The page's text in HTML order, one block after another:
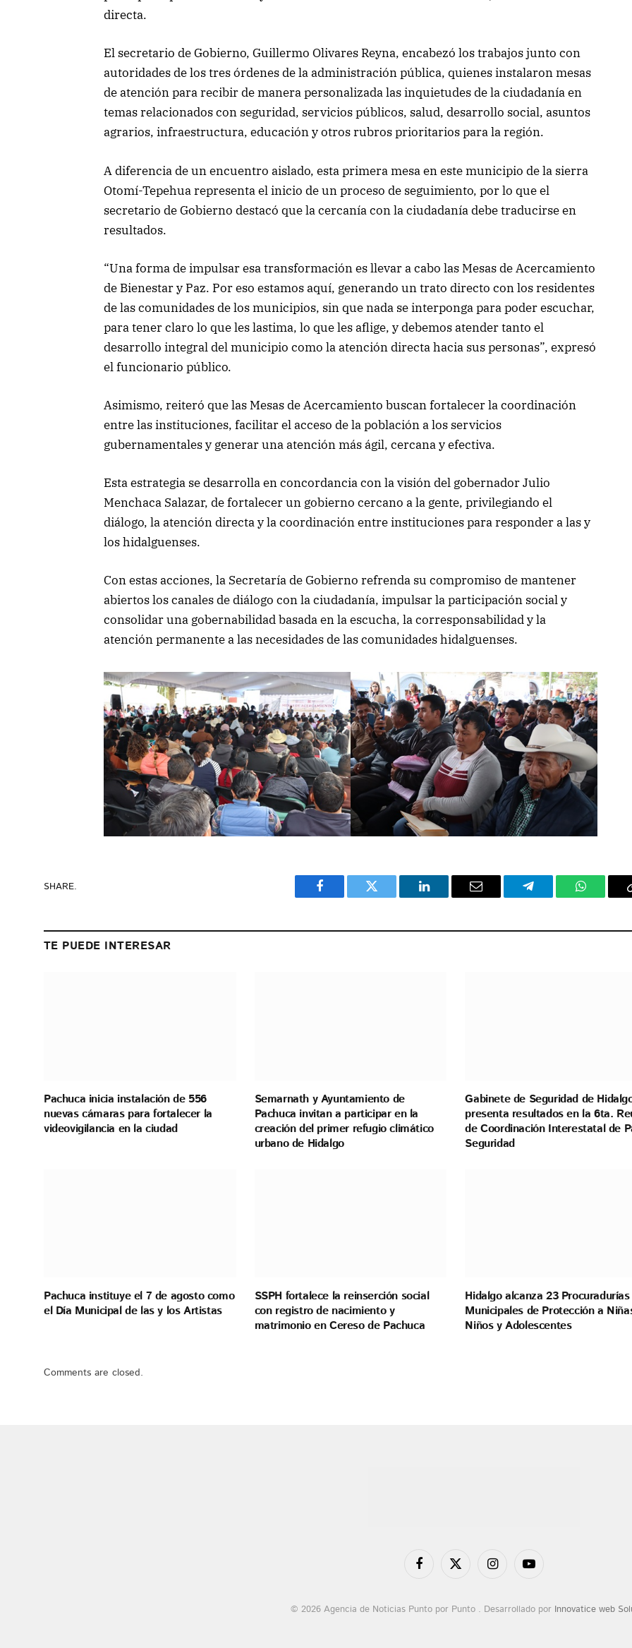
directa.
El secretario de Gobierno, Guillermo Olivares Reyna, encabezó los trabajos junto con
autoridades de los tres órdenes de la administración pública, quienes instalaron mesas
de atención para recibir de manera personalizada las inquietudes de la ciudadanía en
temas relacionados con seguridad, servicios públicos, salud, desarrollo social, asuntos
agrarios, infraestructura, educación y otros rubros prioritarios para la región.
A diferencia de un encuentro aislado, esta primera mesa en este municipio de la sierra
Otomí-Tepehua representa el inicio de un proceso de seguimiento, por lo que el
secretario de Gobierno destacó que la cercanía con la ciudadanía debe traducirse en
resultados.
“Una forma de impulsar esa transformación es llevar a cabo las Mesas de Acercamiento
de Bienestar y Paz. Por eso estamos aquí, generando un trato directo con los residentes
de las comunidades de los municipios, sin que nada se interponga para poder escuchar,
para tener claro lo que les lastima, lo que les aflige, y debemos atender tanto el
desarrollo integral del municipio como la atención directa hacia sus personas”, expresó
el funcionario público.
Asimismo, reiteró que las Mesas de Acercamiento buscan fortalecer la coordinación
entre las instituciones, facilitar el acceso de la población a los servicios
gubernamentales y generar una atención más ágil, cercana y efectiva.
Esta estrategia se desarrolla en concordancia con la visión del gobernador Julio
Menchaca Salazar, de fortalecer un gobierno cercano a la gente, privilegiando el
diálogo, la atención directa y la coordinación entre instituciones para responder a las y
los hidalguenses.
Con estas acciones, la Secretaría de Gobierno refrenda su compromiso de mantener
abiertos los canales de diálogo con la ciudadanía, impulsar la participación social y
consolidar una gobernabilidad basada en la escucha, la corresponsabilidad y la
atención permanente a las necesidades de las comunidades hidalguenses.
SHARE.
Facebook Twitter LinkedIn Email Telegram
TE PUEDE INTERESAR
Pachuca inicia instalación de 556
nuevas cámaras para fortalecer la
videovigilancia en la ciudad
Semarnath y Ayuntamiento de
Pachuca invitan a participar en la
creación del primer refugio climático
urbano de Hidalgo
Gabinete de Seguridad de
presenta resultados en la 6ta.
de Coordinación Interestatal de
Seguridad
Pachuca instituye el 7 de agosto como
el Día Municipal de las y los Artistas
SSPH fortalece la reinserción social
con registro de nacimiento y
matrimonio en Cereso de Pachuca
Hidalgo alcanza 23 Procuradurías
Municipales de Protección a
Niños y Adolescentes
Comments are closed.
FacebookX
InstagramYouTube
© 2026 Agencia de Noticias Punto por Punto . Desarrollado por Innovatice web